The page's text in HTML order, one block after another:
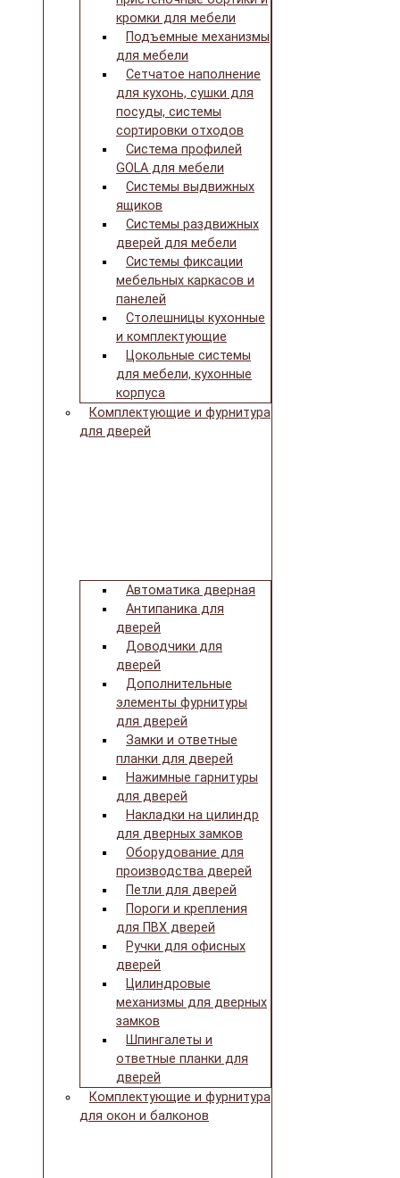
кромки для мебели
Подъемные механизмы
для мебели
Сетчатое наполнение
для кухонь, сушки для
посуды, системы
сортировки отходов
Система профилей
GOLA для мебели
Системы выдвижных
ящиков
Системы раздвижных
дверей для мебели
Системы фиксации
мебельных каркасов и
панелей
Столешницы кухонные
и комплектующие
Цокольные системы
для мебели, кухонные
корпуса
Комплектующие и фурнитура
для дверей
Автоматика дверная
Антипаника для
дверей
Доводчики для
дверей
Дополнительные
элементы фурнитуры
для дверей
Замки и ответные
планки для дверей
Нажимные гарнитуры
для дверей
Накладки на цилиндр
для дверных замков
Оборудование для
производства дверей
Петли для дверей
Пороги и крепления
для ПВХ дверей
Ручки для офисных
дверей
Цилиндровые
механизмы для дверных
замков
Шпингалеты и
ответные планки для
дверей
Комплектующие и фурнитура
для окон и балконов